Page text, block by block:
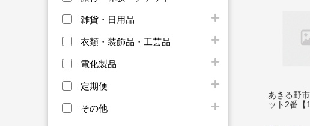
雑貨・日用品
衣類・装飾品・工芸品
電化製品
定期便
その他
あきる野
ット2番【